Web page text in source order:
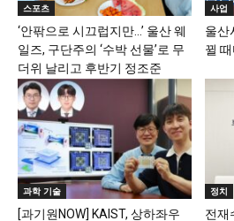
스포츠
‘안팎으로 시끄럽지만…’ 울산 웨
일즈, 구단주의 ‘수박 선물’로 무
더위 날리고 후반기 정조준
사업
울산
뀔
과학 기술
[과기원NOW] KAIST, 상하좌우
정치
전재